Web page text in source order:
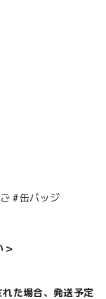
#缶バッジ
＞
れた場合、発送予定